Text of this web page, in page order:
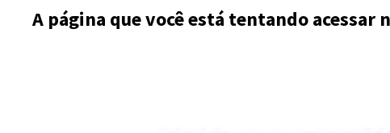
A página que você está tentando acessar